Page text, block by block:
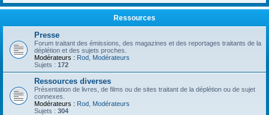
Ressources
Presse
Forum traitant des émissions, des magazines et des reportages traitants de la
déplétion et des sujets proches.
Modérateurs : Rod Modérateurs
Sujets : 172
Ressources diverses
Présentation de livres, de films ou de sites traitant de la déplétion ou de sujet
connexes.
Modérateurs : Rod Modérateurs
Sujets : 304